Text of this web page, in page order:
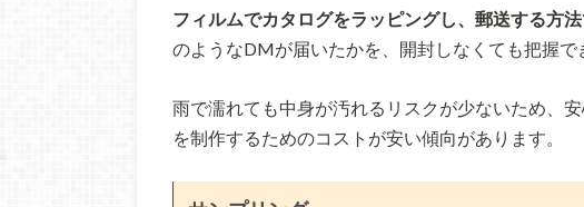
フィルムでカタログをラッピングし、郵送する方法
のようなDMが届いたかを、開封しなくても把握で
雨で濡れても中身が汚れるリスクが少ないため、
を制作するためのコストが安い傾向があります。